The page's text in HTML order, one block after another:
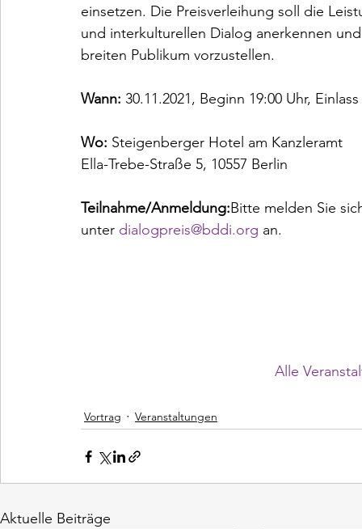
einsetzen. Die Preisverleihung soll die
und interkulturellen Dialog anerkennen
breiten Publikum vorzustellen.
Wann: 30.11.2021, Beginn 19:00 Uhr,
Wo: Steigenberger Hotel am Kanzleramt
Ella-Trebe-Straße 5, 10557 Berlin
Teilnahme/Anmeldung:Bitte melden Sie
unter dialogpreis@bddi.org an.
Vortrag Veranstaltungen
Aktuelle Beiträge